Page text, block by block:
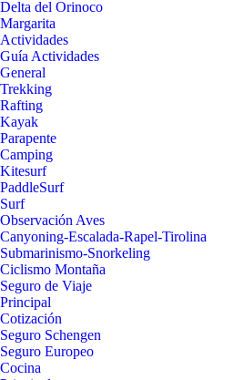
Delta del Orinoco
Margarita
Actividades
Guía Actividades
General
Trekking
Rafting
Kayak
Parapente
Camping
Kitesurf
PaddleSurf
Surf
Observación Aves
Canyoning-Escalada-Rapel-Tirolina
Submarinismo-Snorkeling
Ciclismo Montaña
Seguro de Viaje
Principal
Cotización
Seguro Schengen
Seguro Europeo
Cocina